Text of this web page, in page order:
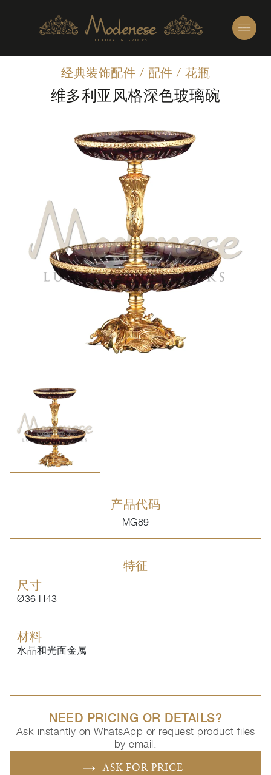
经典装饰配件 / 配件 / 花瓶
维多利亚风格深色玻璃碗
产品代码
MG89
特征
尺寸
Ø36 H43
材料
水晶和光面金属
NEED PRICING OR DETAILS?
Ask instantly on WhatsApp or request product files
by email.
ASK FOR PRICE